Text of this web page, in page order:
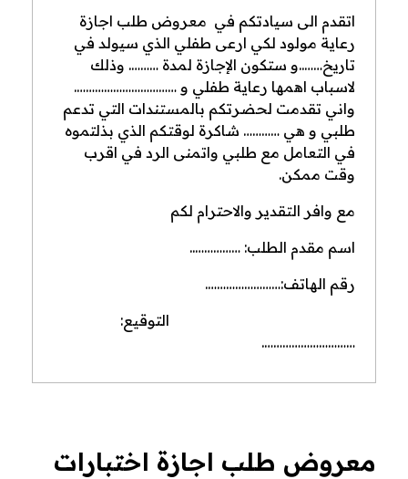
اتقدم الى سيادتكم في معروض طلب اجازة
رعاية مولود لكي ارعى طفلي الذي سيولد في
تاريخ……..و ستكون الإجازة لمدة ………. وذلك
لاسباب اهمها رعاية طفلي و …………………………….
واني تقدمت لحضرتكم بالمستندات التي تدعم
طلبي و هي ………… شاكرة لوقتكم الذي بذلتموه
في التعامل مع طلبي واتمنى الرد في اقرب
وقت ممكن.
مع وافر التقدير والاحترام لكم
اسم مقدم الطلب: ……………..
رقم الهاتف:…………………….
التوقيع:
………………………….
معروض طلب اجازة اختبارات